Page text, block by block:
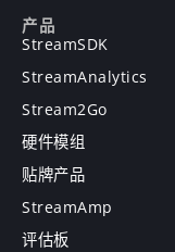
产品
StreamSDK
StreamAnalytics
Stream2Go
硬件模组
贴牌产品
StreamAmp
评估板